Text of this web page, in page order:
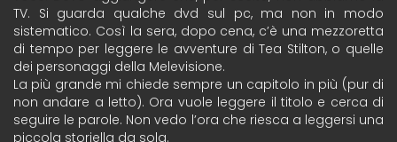
TV. Si guarda qualche dvd sul pc, ma non in modo
sistematico. Così la sera, dopo cena, c’è una mezzoretta
di tempo per leggere le avventure di Tea Stilton, o quelle
dei personaggi della Melevisione.
La più grande mi chiede sempre un capitolo in più (pur di
non andare a letto). Ora vuole leggere il titolo e cerca di
seguire le parole. Non vedo l’ora che riesca a leggersi una
piccola storiella da sola.